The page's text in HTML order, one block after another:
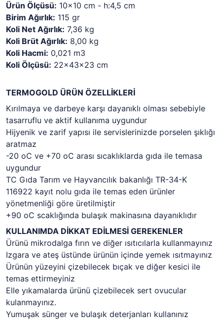
Ürün Ölçüsü: 10x10 cm - h:4,5 cm
Birim Ağırlık: 115 gr
Koli Net Ağırlık: 7,36 kg
Koli Brüt Ağırlık: 8,00 kg
Koli Hacmi: 0,021 m3
Koli Ölçüsü: 22x43x23 cm
TERMOGOLD ÜRÜN ÖZELLİKLERİ
Kırılmaya ve darbeye karşı dayanıklı olması sebebiyle
tasarruflu ve aktif kullanıma uygundur
Hijyenik ve zarif yapısı ile servislerinizde porselen şıklığı
aratmaz
-20 oC ve +70 oC arası sıcaklıklarda gıda ile temasa
uygundur
TC Gıda Tarım ve Hayvancılık bakanlığı TR-34-K
116922 kayıt nolu gıda ile temas eden ürünler
yönetmenliği göre üretilmiştir
+90 oC scaklığında bulaşık makinasına dayanıklıdır
KULLANIMDA DİKKAT EDİLMESİ GEREKENLER
Ürünü mikrodalga fırın ve diğer ısıtıcılarla kullanmayınız
Izgara ve ateş üstünde ürünün içinde yemek ısıtmayınız
Ürünün yüzeyini çizebilecek bıçak ve diğer kesici ile
temas ettirmeyiniz
Elle yıkamalarda ürünü çizebilecek sert ovucular
kulanmayınız.
Yumuşak sünger ve bulaşık deterjanları kullanınız